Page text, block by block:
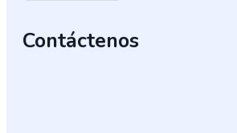
Contáctenos